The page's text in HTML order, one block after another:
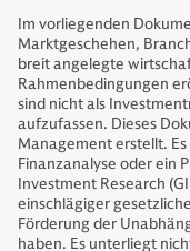
Im vorliegenden
Marktgeschehen,
breit angelegte
Rahmenbedingungen
sind nicht als
aufzufassen. Dieses
Management erstellt.
Finanzanalyse oder ein
Investment Research
einschlägiger
Förderung der
haben. Es unterliegt